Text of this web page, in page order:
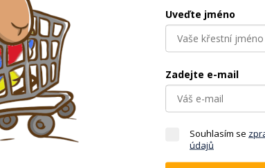
a pracovní scénáře
rozvíjí kreativitu
které milují vozidla a stroje
Uveďte jméno
Zadejte e-mail
Souhlasím se
údajů